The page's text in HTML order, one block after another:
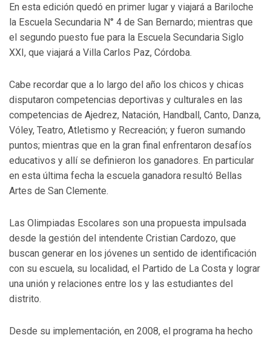
En esta edición quedó en primer lugar y viajará a Bariloche
la Escuela Secundaria N° 4 de San Bernardo; mientras que
el segundo puesto fue para la Escuela Secundaria Siglo
XXI, que viajará a Villa Carlos Paz, Córdoba.
Cabe recordar que a lo largo del año los chicos y chicas
disputaron competencias deportivas y culturales en las
competencias de Ajedrez, Natación, Handball, Canto, Danza,
Vóley, Teatro, Atletismo y Recreación; y fueron sumando
puntos; mientras que en la gran final enfrentaron desafíos
educativos y allí se definieron los ganadores. En particular
en esta última fecha la escuela ganadora resultó Bellas
Artes de San Clemente.
Las Olimpiadas Escolares son una propuesta impulsada
desde la gestión del intendente Cristian Cardozo, que
buscan generar en los jóvenes un sentido de identificación
con su escuela, su localidad, el Partido de La Costa y lograr
una unión y relaciones entre los y las estudiantes del
distrito.
Desde su implementación, en 2008, el programa ha hecho